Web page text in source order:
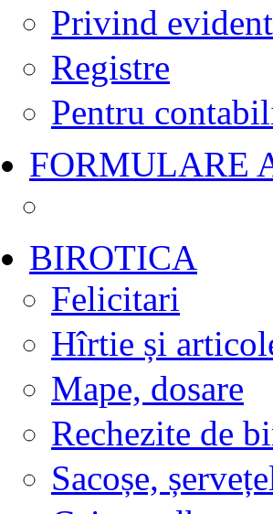
Privind
Registre
Pentru
FORMULARE
BIROTICA
Felicitari
Hîrtie și
Mape, dosare
Rechezite de
Sacoșe,